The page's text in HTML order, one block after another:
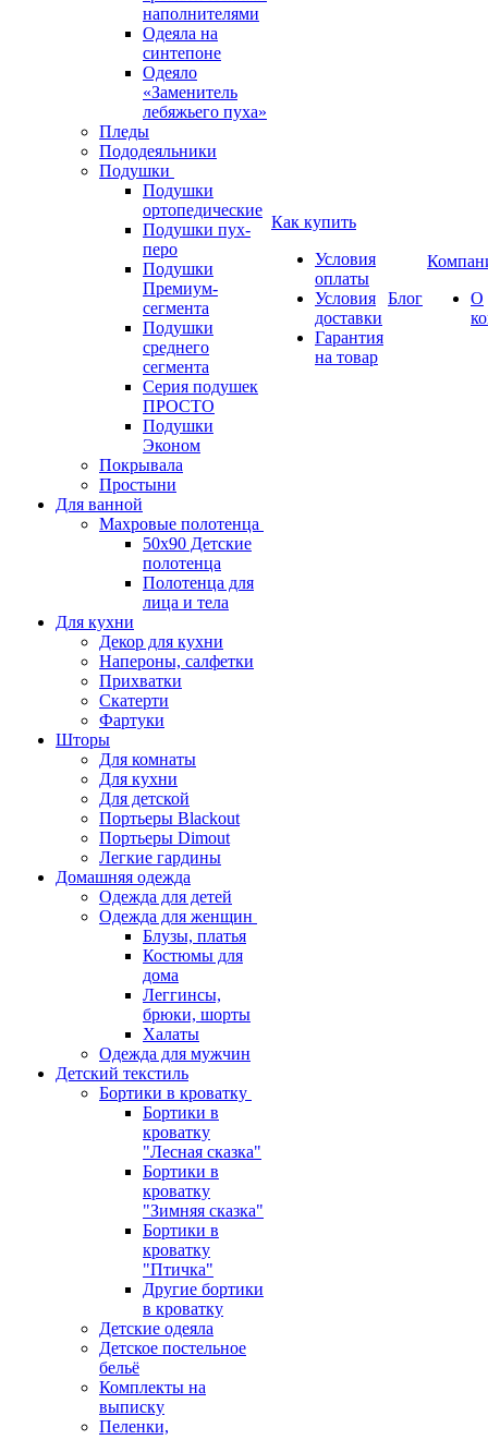
наполнителями
Одеяла на
синтепоне
Одеяло
«Заменитель
лебяжьего пуха»
Пледы
Пододеяльники
Подушки
Подушки
ортопедические
Подушки пух-
перо
Подушки
Премиум-
сегмента
Подушки
среднего
сегмента
Серия подушек
ПРОСТО
Подушки
Эконом
Покрывала
Простыни
Для ванной
Махровые полотенца
50х90 Детские
полотенца
Полотенца для
лица и тела
Для кухни
Декор для кухни
Напероны, салфетки
Прихватки
Скатерти
Фартуки
Шторы
Для комнаты
Для кухни
Для детской
Портьеры Blackout
Портьеры Dimout
Легкие гардины
Домашняя одежда
Одежда для детей
Одежда для женщин
Блузы, платья
Костюмы для
дома
Леггинсы,
брюки, шорты
Халаты
Одежда для мужчин
Детский текстиль
Бортики в кроватку
Бортики в
кроватку
"Лесная сказка"
Бортики в
кроватку
"Зимняя сказка"
Бортики в
кроватку
"Птичка"
Другие бортики
в кроватку
Детские одеяла
Детское постельное
бельё
Комплекты на
выписку
Пеленки,
Как купить
Условия
оплаты
Условия
доставки
Гарантия
на товар
Блог
О